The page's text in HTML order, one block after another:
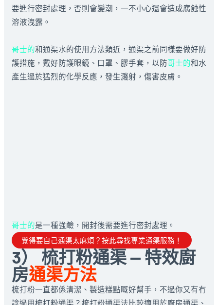
要進行密封處理，否則會變潮，一不小心還會造成腐蝕性
溶液洩露。
哥士的和通渠水的使用方法類近，通渠之前同樣要做好防
護措施，戴好防護眼鏡、口罩、膠手套，以防哥士的和水
產生過於猛烈的化學反應，發生濺射，傷害皮膚。
哥士的是一種強鹼，開封後需要進行密封處理。
覺得要自己通渠太麻煩？按此尋找專業通渠服務！
3） 梳打粉通渠 — 特效廚
房通渠方法
梳打粉一直都係清潔、製造糕點嘅好幫手，不過你又有冇
諗過用梳打粉通渠？梳打粉通渠法比較適用於廚房通渠、